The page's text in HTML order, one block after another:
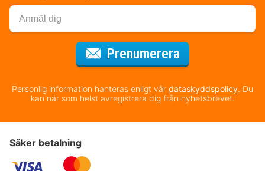
Prenumerera
Personlig information hanteras enligt vår dataskyddspolicy. Du
kan när som helst avregistrera dig från nyhetsbrevet.
Säker betalning